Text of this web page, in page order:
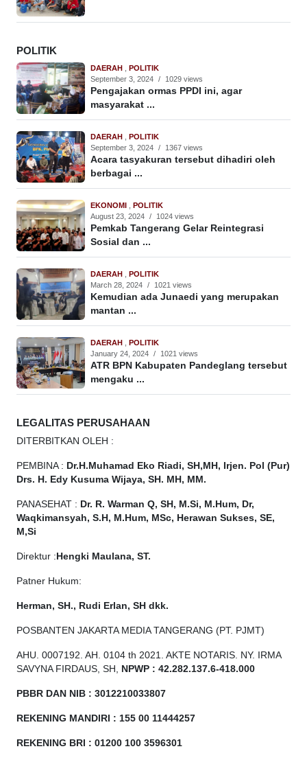
POLITIK
DAERAH
POLITIK
September 3, 2024 / 1029 views
Pengajakan ormas PPDI ini, agar
masyarakat ...
DAERAH
POLITIK
September 3, 2024 / 1367 views
Acara tasyakuran tersebut dihadiri oleh
berbagai ...
EKONOMI
POLITIK
August 23, 2024 / 1024 views
Pemkab Tangerang Gelar Reintegrasi
Sosial dan ...
DAERAH
POLITIK
March 28, 2024 / 1021 views
Kemudian ada Junaedi yang merupakan
mantan ...
DAERAH
POLITIK
January 24, 2024 / 1021 views
ATR BPN Kabupaten Pandeglang tersebut
mengaku ...
LEGALITAS PERUSAHAAN
DITERBITKAN OLEH :
PEMBINA : Dr.H.Muhamad Eko Riadi, SH,MH, Irjen. Pol (Pur)
Drs. H. Edy Kusuma Wijaya, SH. MH, MM.
PANASEHAT : Dr. R. Warman Q, SH, M.Si, M.Hum, Dr,
Waqkimansyah, S.H, M.Hum, MSc, Herawan Sukses, SE,
M,Si
Direktur : Hengki Maulana, ST.
Patner Hukum:
Herman, SH., Rudi Erlan, SH dkk.
POSBANTEN JAKARTA MEDIA TANGERANG (PT. PJMT)
AHU. 0007192. AH. 0104 th 2021. AKTE NOTARIS. NY. IRMA
SAVYNA FIRDAUS, SH, NPW P : 42.282.137.6-418.000
PBBR DAN NIB : 3012210033807
REKENING MANDIRI : 155 00 11444257
REKENING BRI : 01200 100 3596301